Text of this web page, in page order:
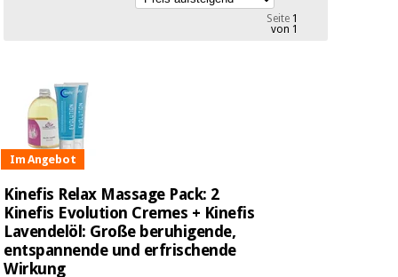
Outlet
Fisaude
Tech
Academy
Klinische
möbel
Therapeutische
schränke
Essentielles
schutzmaterial
für
coronaviren
Angebote
Outlet
Traditionelle
chinesische
medizin
möbel
Therapeutische
schränke
Seite1
von 1
Im Angebot
Kinefis Relax Massage Pack: 2
Kinefis Evolution Cremes + Kinefis
Lavendelöl: Große beruhigende,
entspannende und erfrischende
Wirkung